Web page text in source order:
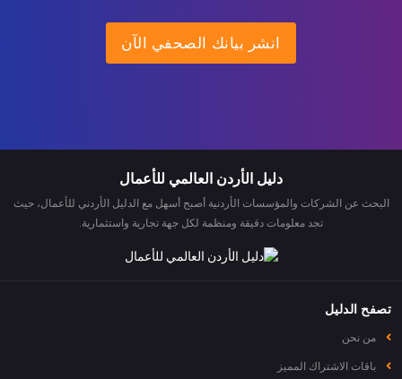
انشر بيانك الصحفي الآن
دليل الأردن العالمي للأعمال
البحث عن الشركات والمؤسسات الأردنية أصبح أسهل مع الدليل الأردني للأعمال، حيث
تجد معلومات دقيقة ومنظمة لكل جهة تجارية واستثمارية.
تصفح الدليل
من نحن
باقات الاشتراك المميز